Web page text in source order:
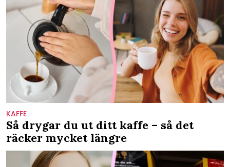
KAFFE
Så drygar du ut ditt kaffe – så det
räcker mycket längre